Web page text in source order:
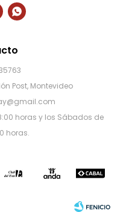
Post, Montevideo
horas y los Sábados de
horas.
